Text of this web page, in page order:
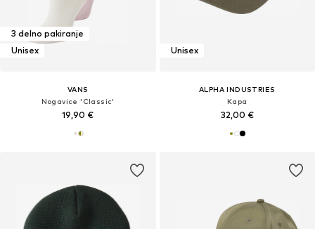
3 delno pakiranje
Unisex
VANS
Nogavice 'Classic'
19,90 €
Unisex
ALPHA INDUSTRIES
Kapa
32,00 €